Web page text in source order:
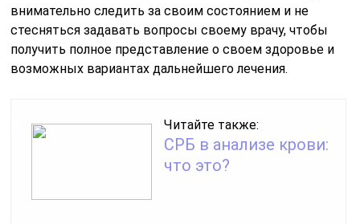
внимательно следить за своим состоянием и не
стесняться задавать вопросы своему врачу, чтобы
получить полное представление о своем здоровье и
возможных вариантах дальнейшего лечения.
Читайте также:
СРБ в анализе крови:
что это?